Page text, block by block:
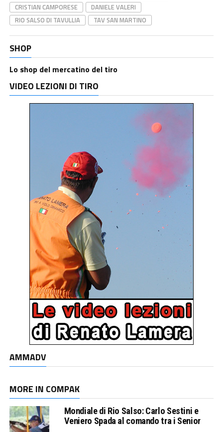
CRISTIAN CAMPORESE
DANIELE VALERI
RIO SALSO DI TAVULLIA
TAV SAN MARTINO
SHOP
Lo shop del mercatino del tiro
VIDEO LEZIONI DI TIRO
AMMADV
MORE IN COMPAK
Mondiale di Rio Salso: Carlo Sestini e
Veniero Spada al comando tra i Senior